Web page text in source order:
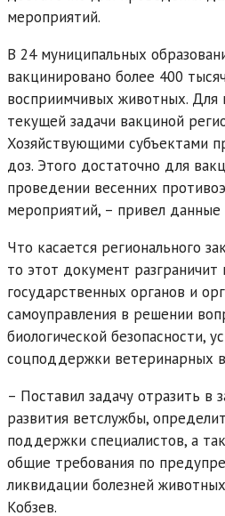
мероприятий.
В 24 муниципальных
вакцинировано более 400
восприимчивых животных. Для
текущей задачи вакциной
Хозяйствующими субъектами
доз. Этого достаточно для
проведении весенних
мероприятий, – привел данные
Что касается регионального
то этот документ разграничит
государственных органов и
самоуправления в решении
биологической безопасности,
соцподдержки ветеринарных
– Поставил задачу отразить в
развития ветслужбы,
поддержки специалистов, а
общие требования по
ликвидации болезней
Кобзев.